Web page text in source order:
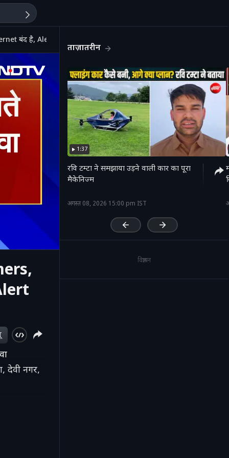
बंद है, Alert Mode पर पुलिस
देवी नगर,
ताज़ातरीन
1:37
रवि टम्टा ने समझाया उड़ने वाली कार का पूरा
मैकेनिज्म
अगस्त 08, 2026 15:00 pm IST
विज्ञापन